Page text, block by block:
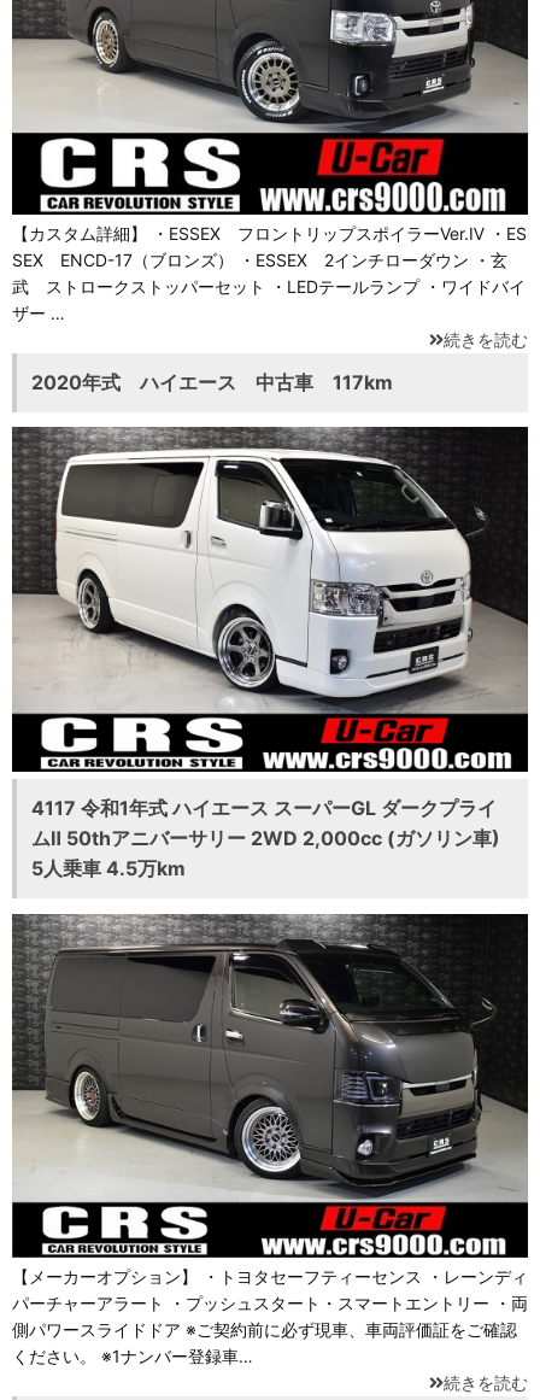
【カスタム詳細】 ・ESSEX フロントリップスポイラーVer.Ⅳ ・ES
SEX ENCD-17（ブロンズ） ・ESSEX 2インチローダウン ・玄
武 ストロークストッパーセット ・LEDテールランプ ・ワイドバイ
ザー …
続きを読む
2020年式 ハイエース 中古車 117km
4117 令和1年式 ハイエース スーパーGL ダークプライ
ムⅡ 50thアニバーサリー 2WD 2,000cc (ガソリン車)
5人乗車 4.5万km
【メーカーオプション】 ・トヨタセーフティーセンス ・レーンディ
パーチャーアラート ・プッシュスタート・スマートエントリー ・両
側パワースライドドア ※ご契約前に必ず現車、車両評価証をご確認
ください。 ※1ナンバー登録車…
続きを読む